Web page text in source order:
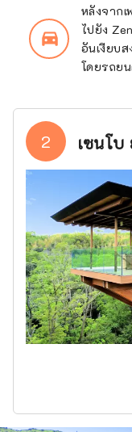
directions_car_filled
หลังจากเ
ไปยัง
อันเงียบส
โดยรถย
2 เซนโบ